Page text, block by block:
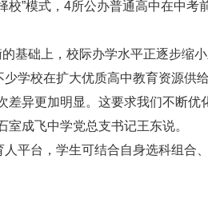
”模式，4所公办普通高中在中
基础上，校际办学水平正逐步缩
学校在扩大优质高中教育资源供
异更加明显。这要求我们不断
成飞中学党总支书记王东说。
平台，学生可结合自身选科组合